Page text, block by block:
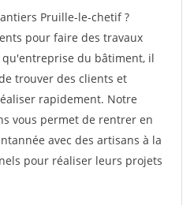
Pruille-le-chetif ?
pour faire des travaux
du bâtiment, il
trouver des clients et
rapidement. Notre
vous permet de rentrer en
avec des artisans à la
pour réaliser leurs projets